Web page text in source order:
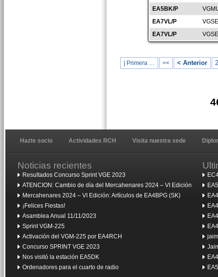
EA5BK/P
EA7VL/P
EA7VL/P
| Primera … << < Anterior
Hazte socio Actividades RCH Visita nuestra sede
Noticias recientes
Resultados Concurso Sprint VGE 2023
ATENCION: Cambio de día del Mercahenares 2024 – VI Edición
Mercahenares 2024 – VI Edición: Artículos de EA4BPG (SK)
¡Felices Fiestas!
Asamblea Anual 11/11/2023
Sprint VGM-225
Activación del VGM-225 por EA4RCH
Concurso SPRINT VGE 2023
Nos visitó la estación EA5DK
Ordenadores para el cuarto de radio